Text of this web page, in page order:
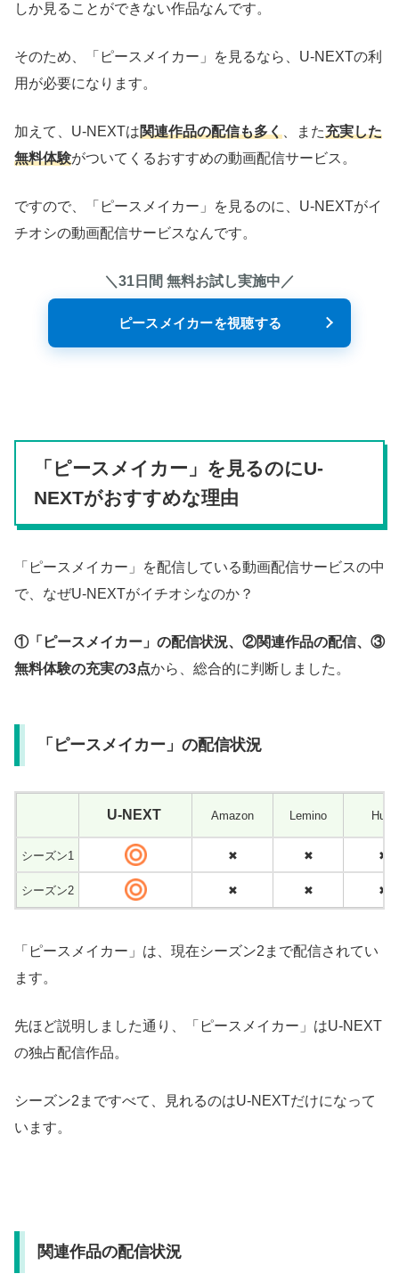
しか見ることができない作品なんです。
そのため、「ピースメイカー」を見るなら、U-NEXTの利
用が必要になります。
加えて、U-NEXTは関連作品の配信も多く 、また充実した
無料体験がついてくるおすすめの動画配信サービス。
ですので、「ピースメイカー」を見るのに、U-NEXTがイ
チオシの動画配信サービスなんです。
＼31日間 無料お試し実施中／
ピースメイカーを視聴する
「ピースメイカー」を見るのにU-
NEXTがおすすめな理由
「ピースメイカー」を配信している動画配信サービスの中
で、なぜU-NEXTがイチオシなのか？
①「ピースメイカー」の配信状況、②関連作品の配信、③
無料体験の充実の3点から、総合的に判断しました。
「ピースメイカー」の配信状況
U-NEXT Amazon Lemino
シーズン1 ✖ ✖ ✖
シーズン2 ✖ ✖ ✖
「ピースメイカー」は、現在シーズン2まで配信されてい
ます。
先ほど説明しました通り、「ピースメイカー」はU-NEXT
の独占配信作品。
シーズン2まですべて、見れるのはU-NEXTだけになって
います。
関連作品の配信状況